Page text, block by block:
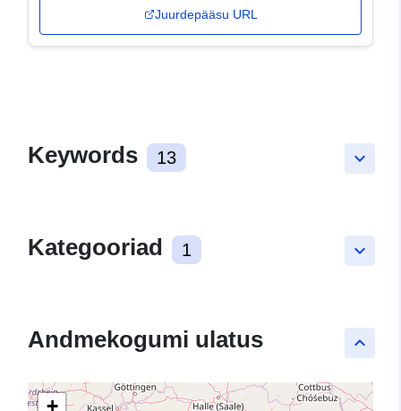
Juurdepääsu URL
keyboard_arrow_down
Keywords 13
keyboard_arrow_down
Kategooriad 1
keyboard_arrow_up
Andmekogumi ulatus
+